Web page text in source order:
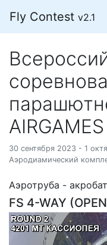
Fly Contest v2.1
30 сентября 2023 - 1
Аэродиамический
Аэротруба -
FS 4-WAY